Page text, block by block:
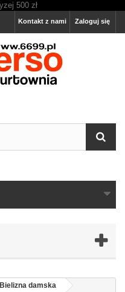
Zaloguj się
Kontakt z nami
Bielizna damska